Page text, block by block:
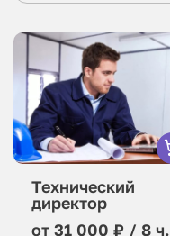
Технический
директор
от 31 000 ₽ / 8 ч.